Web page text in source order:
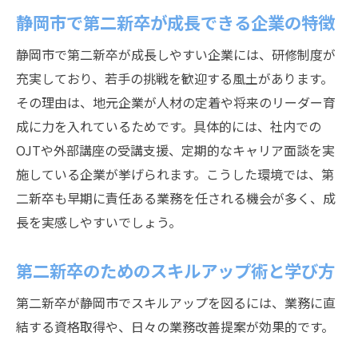
静岡市で第二新卒が成長できる企業の特徴
静岡市で第二新卒が成長しやすい企業には、研修制度が
充実しており、若手の挑戦を歓迎する風土があります。
その理由は、地元企業が人材の定着や将来のリーダー育
成に力を入れているためです。具体的には、社内での
OJTや外部講座の受講支援、定期的なキャリア面談を実
施している企業が挙げられます。こうした環境では、第
二新卒も早期に責任ある業務を任される機会が多く、成
長を実感しやすいでしょう。
第二新卒のためのスキルアップ術と学び方
第二新卒が静岡市でスキルアップを図るには、業務に直
結する資格取得や、日々の業務改善提案が効果的です。